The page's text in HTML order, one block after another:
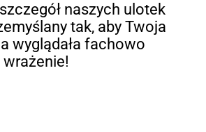
naszych ulotek
tak, aby Twoja
wyglądała fachowo
wrażenie!